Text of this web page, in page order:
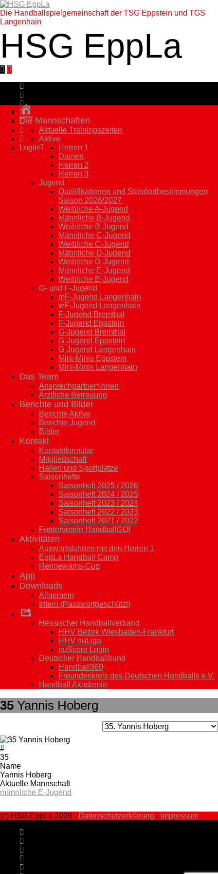
Die Handballspielgemeinschaft der TSG Eppstein und TGS
Langenhain
HSG EppLa
Login
Die Mannschaften
Aktuelle Trainingszeiten
Aktive
Herren 1
Damen
Herren 2
Herren 3
Jugend
Qualifikationen und Standortbestimmungen
Saison 2026/2027
Weibliche A-Jugend
Männliche B-Jugend
Weibliche B-Jugend
Männliche C-Jugend
Weibliche C-Jugend
Männliche D-Jugend
Weibliche D-Jugend
Männliche E-Jugend
Weibliche E-Jugend
G- und F-Jugend
mF-Jugend Langenhain
wF-Jugend Langenhain
F-Jugend Bremthal
F-Jugend Eppstein
G-Jugend Bremthal
G-Jugend Eppstein
G-Jugend Langenhain
Mini-Minis Eppstein
Mini-Minis Langenhain
Das Team
Ansprechpartner*innen
Ärztliche Betreuung
Berichte und Bilder
Berichte Aktive
Berichte Jugend
Bilder
Kontakt
Kontaktformular
Mitgliedschaft
Hallen und Sportplätze
Saisonhefte
Saisonheft 2025 / 2026
Saisonheft 2024 / 2025
Saisonheft 2023 / 2024
Saisonheft 2022 / 2023
Saisonheft 2021 / 2022
Förderverein HandballGO!
Aktivitäten
Auswärtsfahrten mit den Herren 1
EppLa Handball Camp
Rennewäms-Cup
App
Downloads
Allgemein
Intern (Passwortgeschützt)
Hessischer Handballverband
HHV Bezirk Wiesbaden-Frankfurt
HHV nuLiga
nuScore Login
Deutscher Handballbund
Handball360
Freundeskreis des Deutschen Handballs e.V.
Handball Akademie
35 Yannis Hoberg
#
35
Name
Yannis Hoberg
Aktuelle Mannschaft
männliche E-Jugend
(c) HSG EppLa 2026 - Datenschutzerklärung - Impressum